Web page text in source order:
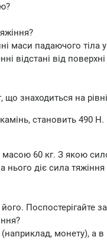
маси падаючого тіла
відстані від
що знаходиться на
становить 490 Н.
60 кг. З якою
діє сила
його. Поспостерігайте
(наприклад, монету), а